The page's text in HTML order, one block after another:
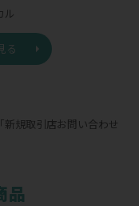
る
「新規取引店お問い合わせ
品